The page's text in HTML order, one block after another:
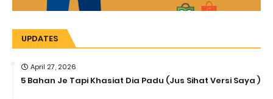
UPDATES
April 27, 2026
5 Bahan Je Tapi Khasiat Dia Padu (Jus Sihat Versi Saya )